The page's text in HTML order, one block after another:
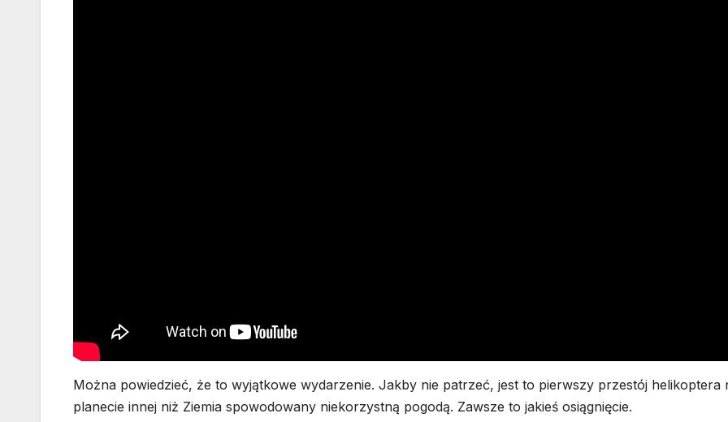
Można powiedzieć, że to wyjątkowe wydarzenie. Jakby nie patrzeć, jest to pierwszy przestój helikoptera
planecie innej niż Ziemia spowodowany niekorzystną pogodą. Zawsze to jakieś osiągnięcie.